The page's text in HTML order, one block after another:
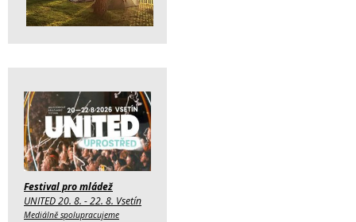
Festival pro mládež
UNITED 20. 8. - 22. 8. Vsetín
Mediálně spolupracujeme